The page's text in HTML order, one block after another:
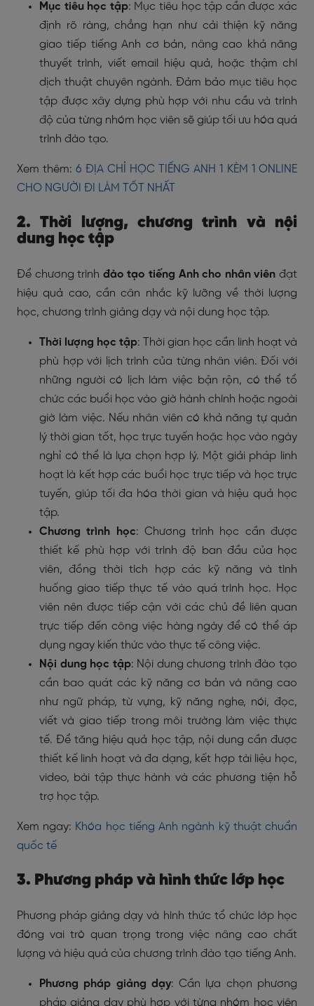
Mục tiêu học tập: Mục tiêu học tập cần được xác
định rõ ràng, chẳng hạn như cải thiện kỹ năng
giao tiếp tiếng Anh cơ bản, nâng cao khả năng
thuyết trình, viết email hiệu quả, hoặc thậm chí
dịch thuật chuyên ngành. Đảm bảo mục tiêu học
tập được xây dựng phù hợp với nhu cầu và trình
độ của từng nhóm học viên sẽ giúp tối ưu hóa quá
trình đào tạo.
Xem thêm:6 ĐỊA CHỈ HỌC TIẾNG ANH 1 KÈM 1 ONLINE
CHO NGƯỜI ĐI LÀM TỐT NHẤT
2. Thời lượng, chương trình và nội
dung học tập
Để chương trình đào tạo tiếng Anh cho nhân viên đạt
hiệu quả cao, cần cân nhắc kỹ lưỡng về thời lượng
học, chương trình giảng dạy và nội dung học tập.
Thời lượng học tập: Thời gian học cần linh hoạt và
phù hợp với lịch trình của từng nhân viên. Đối với
những người có lịch làm việc bận rộn, có thể tổ
chức các buổi học vào giờ hành chính hoặc ngoài
giờ làm việc. Nếu nhân viên có khả năng tự quản
lý thời gian tốt, học trực tuyến hoặc học vào ngày
nghỉ có thể là lựa chọn hợp lý. Một giải pháp linh
hoạt là kết hợp các buổi học trực tiếp và học trực
tuyến, giúp tối đa hóa thời gian và hiệu quả học
tập.
Chương trình học: Chương trình học cần được
thiết kế phù hợp với trình độ ban đầu của học
viên, đồng thời tích hợp các kỹ năng và tình
huống giao tiếp thực tế vào quá trình học. Học
viên nên được tiếp cận với các chủ đề liên quan
trực tiếp đến công việc hàng ngày để có thể áp
dụng ngay kiến thức vào thực tế công việc.
Nội dung học tập: Nội dung chương trình đào tạo
cần bao quát các kỹ năng cơ bản và nâng cao
như ngữ pháp, từ vựng, kỹ năng nghe, nói, đọc,
viết và giao tiếp trong môi trường làm việc thực
tế. Để tăng hiệu quả học tập, nội dung cần được
thiết kế linh hoạt và đa dạng, kết hợp tài liệu học,
video, bài tập thực hành và các phương tiện hỗ
trợ học tập.
Xem ngay: Khóa học tiếng Anh ngành kỹ thuật chuẩn
quốc tế
3. Phương pháp và hình thức lớp học
Phương pháp giảng dạy và hình thức tổ chức lớp học
đóng vai trò quan trọng trong việc nâng cao chất
lượng và hiệu quả của chương trình đào tạo tiếng Anh.
Phương pháp giảng dạy: Cần lựa chọn phương
pháp giảng dạy phù hợp với từng nhóm học viên